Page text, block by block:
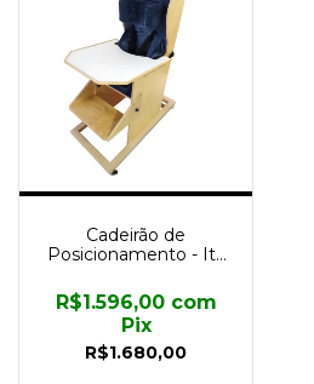
Cadeirão de
Posicionamento - Ita
R$1.680,00
R$1.596,00 com
Pix